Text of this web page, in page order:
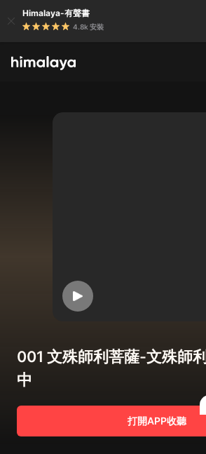
Himalaya-有聲書
4.8k 安裝
001 文殊師利菩薩-文殊師
中
打開APP收聽